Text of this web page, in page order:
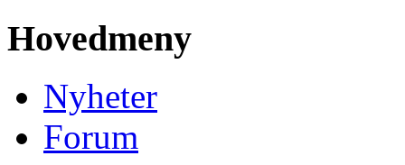
Hovedmeny
Nyheter
Forum